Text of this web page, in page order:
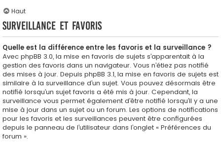
Haut
Surveillance et favoris
Quelle est la différence entre les favoris et la surveillance ?
Avec phpBB 3.0, la mise en favoris de sujets s’apparentait à la
gestion des favoris dans un navigateur. Vous n’étiez pas notifié
des mises à jour. Depuis phpBB 3.1, la mise en favoris de sujets est
similaire à la surveillance d’un sujet. Vous pouvez désormais être
notifié lorsqu’un sujet favoris a été mis à jour. Cependant, la
surveillance vous permet également d’être notifié lorsqu’il y a une
mise à jour dans un sujet ou un forum. Les options de notifications
pour les favoris et les surveillances peuvent être configurées
depuis le panneau de l’utilisateur dans l’onglet « Préférences du
forum ».